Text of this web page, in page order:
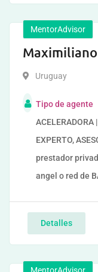
MentorAdvisor
Uruguay
Tipo de agente
EXPERTO,
prestador
angel o red de
Detalles